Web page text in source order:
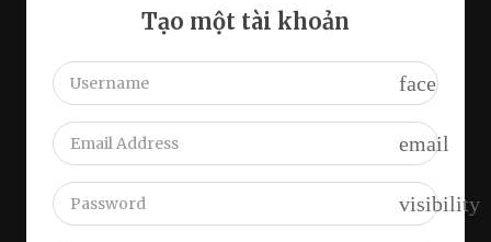
Tạo một tài khoản
face
email
visibility